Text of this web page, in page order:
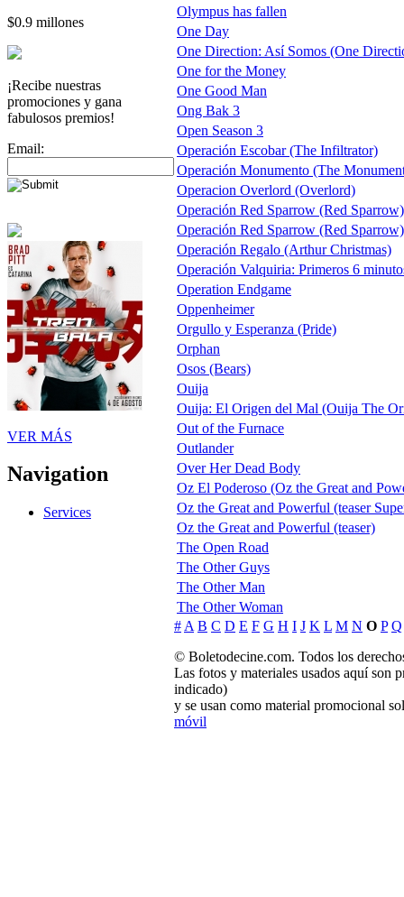
$0.9 millones
¡Recibe nuestras
promociones y gana
fabulosos premios!
Email:
VER MÁS
Navigation
Services
Olympus has fallen
One Day
One Direction: Así Somos (One
One for the Money
One Good Man
Ong Bak 3
Open Season 3
Operación Escobar (The Infiltrator)
Operación Monumento (The
Operacion Overlord (Overlord)
Operación Red Sparrow (Red
Operación Red Sparrow (Red
Operación Regalo (Arthur Christmas)
Operación Valquiria: Primeros 6
Operation Endgame
Oppenheimer
Orgullo y Esperanza (Pride)
Orphan
Osos (Bears)
Ouija
Ouija: El Origen del Mal (Ouija The
Out of the Furnace
Outlander
Over Her Dead Body
Oz El Poderoso (Oz the Great and
Oz the Great and Powerful (teaser
Oz the Great and Powerful (teaser)
The Open Road
The Other Guys
The Other Man
The Other Woman
# A B C D E F G H I J K L M N O P Q
© Boletodecine.com. Todos los
Las fotos y materiales usados aquí son
indicado)
y se usan como material promocional
móvil